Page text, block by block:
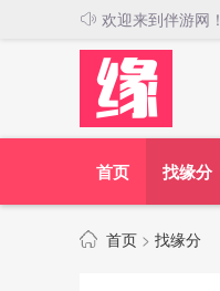
欢迎来到伴游网！
首页 找缘分
首页 > 找缘分